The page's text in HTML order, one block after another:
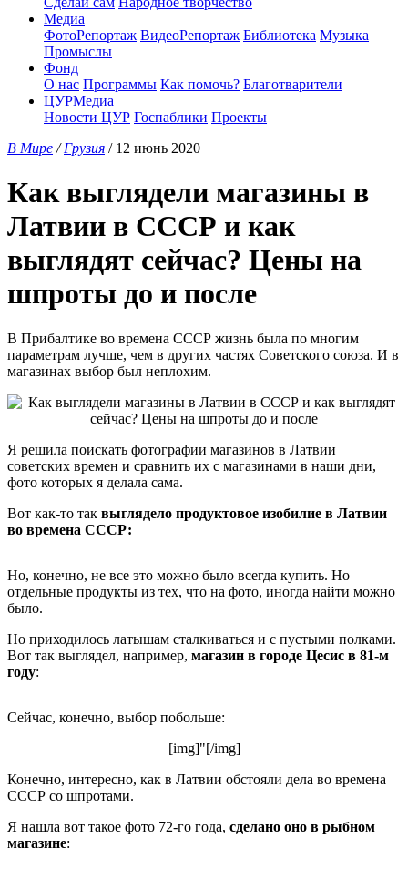
Медиа
ФотоРепортаж ВидеоРепортаж Библиотека Музыка
Промыслы
Фонд
О нас Программы Как помочь? Благотварители
ЦУРМедиа
Новости ЦУР Госпаблики Проекты
В Мире /Грузия / 12 июнь 2020
Как выглядели магазины в
Латвии в СССР и как
выглядят сейчас? Цены на
шпроты до и после
В Прибалтике во времена СССР жизнь была по многим
параметрам лучше, чем в других частях Советского союза. И в
магазинах выбор был неплохим.
Я решила поискать фотографии магазинов в Латвии
советских времен и сравнить их с магазинами в наши дни,
фото которых я делала сама.
Вот как-то так выглядело продуктовое изобилие в Латвии
во времена СССР:
Но, конечно, не все это можно было всегда купить. Но
отдельные продукты из тех, что на фото, иногда найти можно
было.
Но приходилось латышам сталкиваться и с пустыми полками.
Вот так выглядел, например, магазин в городе Цесис в 81-м
году:
Сейчас, конечно, выбор побольше:
[img]"[/img]
Конечно, интересно, как в Латвии обстояли дела во времена
СССР со шпротами.
Я нашла вот такое фото 72-го года, сделано оно в рыбном
магазине: